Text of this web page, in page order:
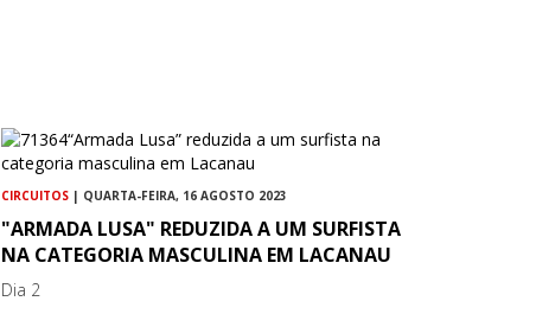
CIRCUITOS | QUARTA-FEIRA, 16 AGOSTO 2023
"ARMADA LUSA" REDUZIDA A UM SURFISTA
NA CATEGORIA MASCULINA EM LACANAU
Dia 2